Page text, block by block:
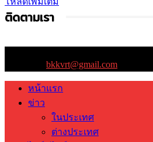
ติดตามเรา
bkkvrt@gmail.com
หน้าแรก
ข่าว
ในประเทศ
ต่างประเทศ